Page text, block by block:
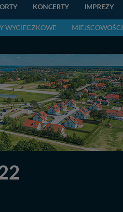
KONCERTY IMPREZY
WYCIECZKOWE MIEJSCOWOŚCI